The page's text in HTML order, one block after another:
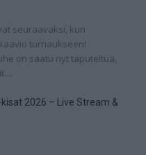
seuraavaksi, kun
turnaukseen!
on saatu nyt taputeltua,
2026 – Live Stream &